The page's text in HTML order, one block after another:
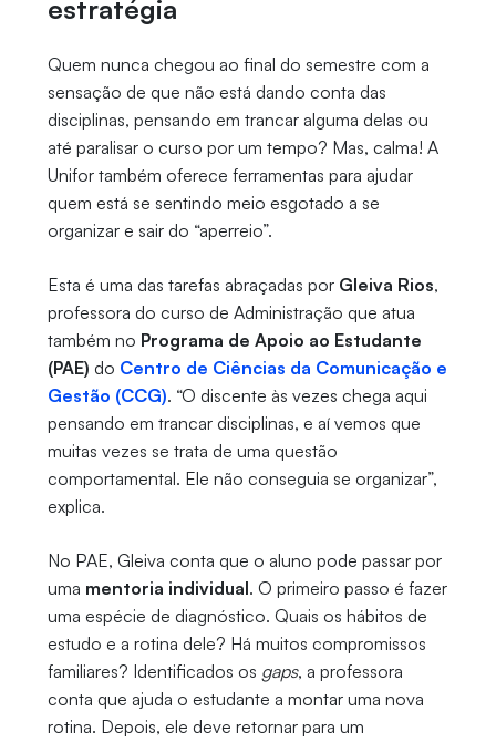
estratégia
Quem nunca chegou ao final do semestre com a
sensação de que não está dando conta das
disciplinas, pensando em trancar alguma delas ou
até paralisar o curso por um tempo? Mas, calma! A
Unifor também oferece ferramentas para ajudar
quem está se sentindo meio esgotado a se
organizar e sair do “aperreio”.
Esta é uma das tarefas abraçadas por Gleiva Rios,
professora do curso de Administração que atua
também no Programa de Apoio ao Estudante
(PAE) do Centro de Ciências da Comunicação e
Gestão (CCG). “O discente às vezes chega aqui
pensando em trancar disciplinas, e aí vemos que
muitas vezes se trata de uma questão
comportamental. Ele não conseguia se organizar”,
explica.
No PAE, Gleiva conta que o aluno pode passar por
uma mentoria individual. O primeiro passo é fazer
uma espécie de diagnóstico. Quais os hábitos de
estudo e a rotina dele? Há muitos compromissos
familiares? Identificados os gaps, a professora
conta que ajuda o estudante a montar uma nova
rotina. Depois, ele deve retornar para um